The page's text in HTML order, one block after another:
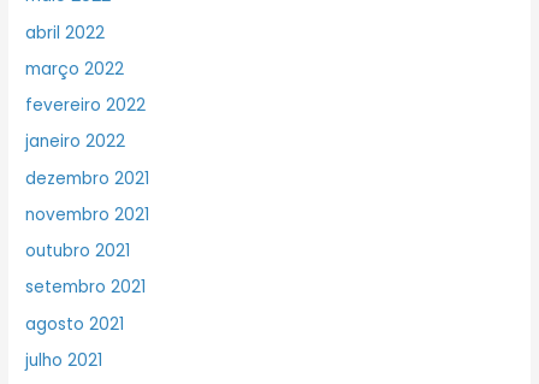
abril 2022
março 2022
fevereiro 2022
janeiro 2022
dezembro 2021
novembro 2021
outubro 2021
setembro 2021
agosto 2021
julho 2021